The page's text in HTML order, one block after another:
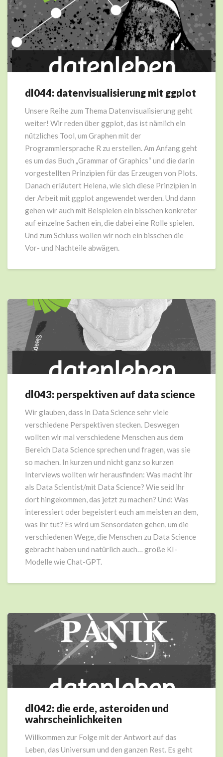
dl044:
mit
ggplot
dl044: datenvisualisierung mit ggplot
Unsere Reihe zum Thema Datenvisualisierung geht
weiter! Wir reden über ggplot, das ist nämlich ein
nützliches Tool, um Graphen mit der
Programmiersprache R zu erstellen. Am Anfang geht
es um das Buch „Grammar of Graphics“ und die darin
vorgestellten Prinzipien für das Erzeugen von Plots.
Danach erläutert Helena, wie sich diese Prinzipien in
der Arbeit mit ggplot angewendet werden. Und dann
gehen wir auch mit Beispielen ein bisschen konkreter
auf einzelne Sachen ein, die dabei eine Rolle spielen.
Und zum Schluss wollen wir noch ein bisschen die
Vor- und Nachteile abwägen.
dl043:
auf
data
science
dl043: perspektiven auf data science
Wir glauben, dass in Data Science sehr viele
verschiedene Perspektiven stecken. Deswegen
wollten wir mal verschiedene Menschen aus dem
Bereich Data Science sprechen und fragen, was sie
so machen. In kurzen und nicht ganz so kurzen
Interviews wollten wir herausfinden: Was macht ihr
als Data Scientist/mit Data Science? Wie seid ihr
dort hingekommen, das jetzt zu machen? Und: Was
interessiert oder begeistert euch am meisten an dem,
was ihr tut? Es wird um Sensordaten gehen, um die
verschiedenen Wege, die Menschen zu Data Science
gebracht haben und natürlich auch… große KI-
Modelle wie Chat-GPT.
dl042:
die
asteroiden
und
dl042: die erde, asteroiden und
wahrscheinlichkeiten
Willkommen zur Folge mit der Antwort auf das
Leben, das Universum und den ganzen Rest. Es geht